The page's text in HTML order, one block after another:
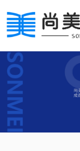
网站首页
网站案例
推广常识